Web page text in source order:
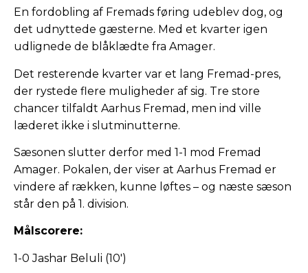
En fordobling af Fremads føring udeblev dog, og
det udnyttede gæsterne. Med et kvarter igen
udlignede de blåklædte fra Amager.
Det resterende kvarter var et lang Fremad-pres,
der rystede flere muligheder af sig. Tre store
chancer tilfaldt Aarhus Fremad, men ind ville
læderet ikke i slutminutterne.
Sæsonen slutter derfor med 1-1 mod Fremad
Amager. Pokalen, der viser at Aarhus Fremad er
vindere af rækken, kunne løftes – og næste sæson
står den på 1. division.
Målscorere:
1-0 Jashar Beluli (10′)